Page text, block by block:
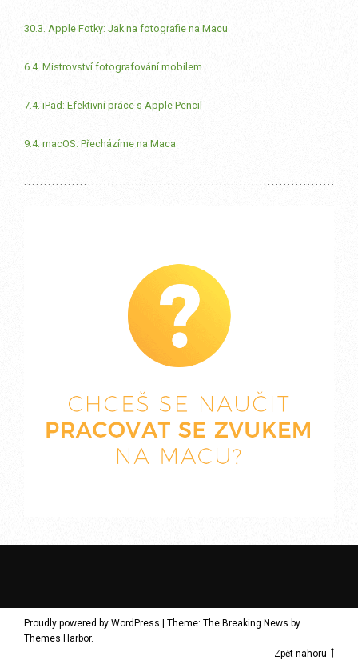
30.3. Apple Fotky: Jak na fotografie na Macu
6.4. Mistrovství fotografování mobilem
7.4. iPad: Efektivní práce s Apple Pencil
9.4. macOS: Přecházíme na Maca
Proudly powered by WordPress
Theme: The Breaking News by
Themes Harbor.
Zpět nahoru